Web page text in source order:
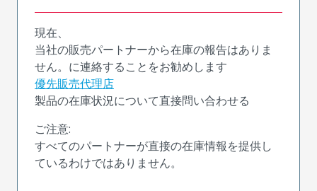
現在、
当社の販売パートナーから在庫の報告はありま
せん。に連絡することをお勧めします
優先販売代理店
製品の在庫状況について直接問い合わせる
ご注意:
すべてのパートナーが直接の在庫情報を提供し
ているわけではありません。